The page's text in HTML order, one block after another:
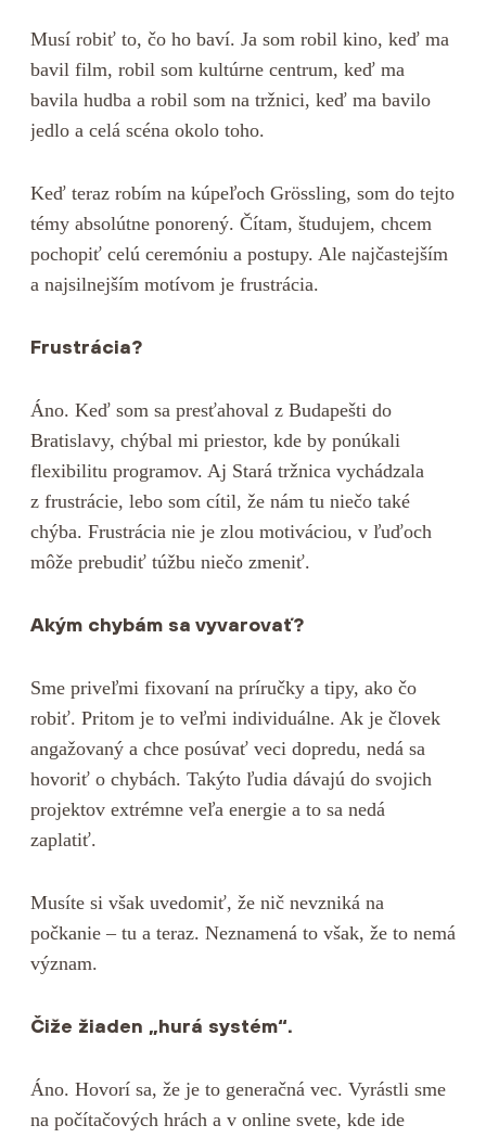
Musí robiť to, čo ho baví. Ja som robil kino, keď ma
bavil film, robil som kultúrne centrum, keď ma
bavila hudba a robil som na tržnici, keď ma bavilo
jedlo a celá scéna okolo toho.
Keď teraz robím na kúpeľoch Grössling, som do tejto
témy absolútne ponorený. Čítam, študujem, chcem
pochopiť celú ceremóniu a postupy. Ale najčastejším
a najsilnejším motívom je frustrácia.
Frustrácia?
Áno. Keď som sa presťahoval z Budapešti do
Bratislavy, chýbal mi priestor, kde by ponúkali
flexibilitu programov. Aj Stará tržnica vychádzala
z frustrácie, lebo som cítil, že nám tu niečo také
chýba. Frustrácia nie je zlou motiváciou, v ľuďoch
môže prebudiť túžbu niečo zmeniť.
Akým chybám sa vyvarovať?
Sme priveľmi fixovaní na príručky a tipy, ako čo
robiť. Pritom je to veľmi individuálne. Ak je človek
angažovaný a chce posúvať veci dopredu, nedá sa
hovoriť o chybách. Takýto ľudia dávajú do svojich
projektov extrémne veľa energie a to sa nedá
zaplatiť.
Musíte si však uvedomiť, že nič nevzniká na
počkanie – tu a teraz. Neznamená to však, že to nemá
význam.
Čiže žiaden „hurá systém“.
Áno. Hovorí sa, že je to generačná vec. Vyrástli sme
na počítačových hrách a v online svete, kde ide